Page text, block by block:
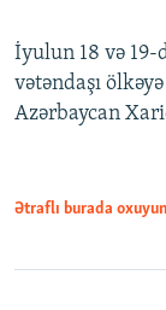
İyulun 18 və 19-
vətəndaşı
Azərbaycan
Ətraflı burada oxuyun